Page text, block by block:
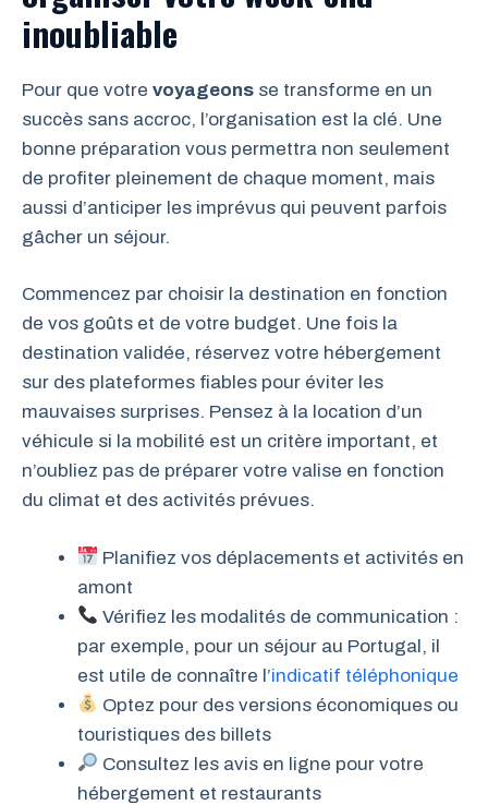
inoubliable
Pour que votre voyageons se transforme en un
succès sans accroc, l’organisation est la clé. Une
bonne préparation vous permettra non seulement
de profiter pleinement de chaque moment, mais
aussi d’anticiper les imprévus qui peuvent parfois
gâcher un séjour.
Commencez par choisir la destination en fonction
de vos goûts et de votre budget. Une fois la
destination validée, réservez votre hébergement
sur des plateformes fiables pour éviter les
mauvaises surprises. Pensez à la location d’un
véhicule si la mobilité est un critère important, et
n’oubliez pas de préparer votre valise en fonction
du climat et des activités prévues.
Planifiez vos déplacements et activités en
amont
Vérifiez les modalités de communication :
par exemple, pour un séjour au Portugal, il
est utile de connaître l’indicatif téléphonique
Optez pour des versions économiques ou
touristiques des billets
Consultez les avis en ligne pour votre
hébergement et restaurants